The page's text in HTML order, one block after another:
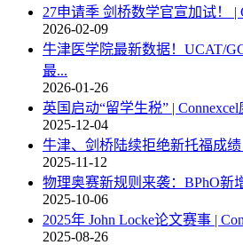
27申请季 剑桥数学官宣加试！ |
2026-02-09
牛津医学院最新数据！UCAT/
最...
2026-01-26
英国启动“留学生税” | Connexcel
2025-12-04
牛津、剑桥陆续拒绝新托福成绩
2025-11-12
物理奥赛新规则来袭：BPhO新
2025-10-06
2025年 John Locke论文赛事 |
2025-08-26